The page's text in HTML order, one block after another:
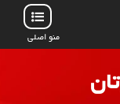
منو اصلی